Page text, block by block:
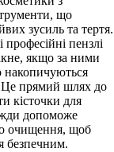
що
зусиль та тертя.
пензлі
якщо за ними
накопичуються
Це прямий шлях до
кісточки для
допоможе
очищення, щоб
безпечним.